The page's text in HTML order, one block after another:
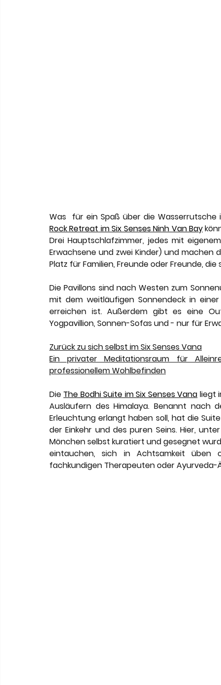
Was  für ein Spaß über die
Rock Retreat im Six Senses Ninh Van Bay
Drei Hauptschlafzimmer, jedes mit
Erwachsene und zwei Kinder) und machen
Platz für Familien, Freunde oder Freunde,
Die Pavillons sind nach Westen zum
mit dem weitläufigen Sonnendeck in
erreichen ist. Außerdem gibt es eine
Yogpavillion, Sonnen-Sofas und - nur für
Zurück zu sich selbst im Six Senses Vana
Ein privater Meditationsraum für
professionellem Wohlbefinden
Die The Bodhi Suite im Six Senses Vana liegt
Ausläufern des Himalaya. Benannt nach
Erleuchtung erlangt haben soll, hat die
der Einkehr und des puren Seins. Hier,
Mönchen selbst kuratiert und gesegnet
eintauchen, sich in Achtsamkeit üben
fachkundigen Therapeuten oder Ayurveda-